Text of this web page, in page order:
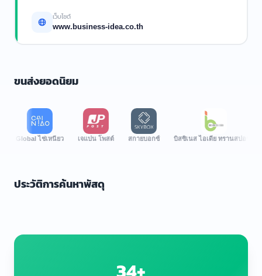
เว็บไซต์
www.business-idea.co.th
ขนส่งยอดนิยม
ไช่เหนียว เจแปน โพสต์ สกายบอกซ์ บิสซิเนส ไอเดีย ทรานสปอร์ต
ประวัติการค้นหาพัสดุ